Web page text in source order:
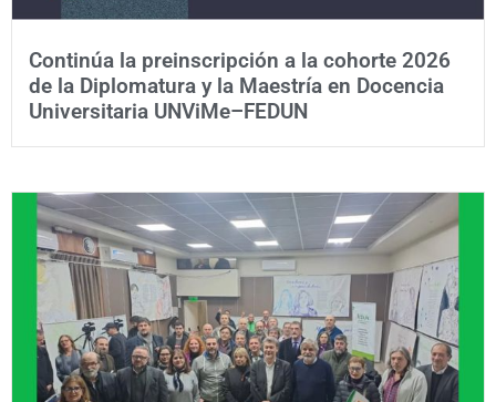
Continúa la preinscripción a la cohorte 2026
de la Diplomatura y la Maestría en Docencia
Universitaria UNViMe–FEDUN